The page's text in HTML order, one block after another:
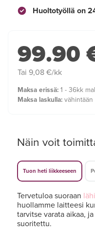
Huoltotyöllä on
99.90
Tai 9,08 €/kk
Maksa erissä: 1 - 36kk
Maksa laskulla:
Näin voit
Tuon heti liikkeeseen
Tervetuloa suoraan
huollamme laitteesi
tarvitse varata aikaa,
suoritettu.